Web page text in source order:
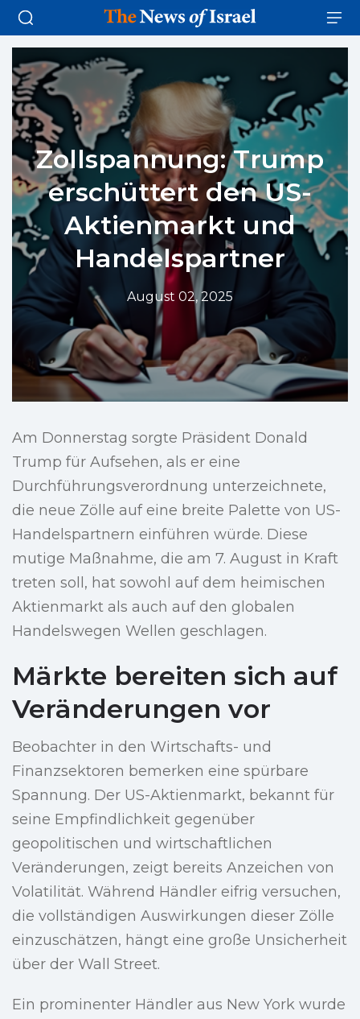
Zollspannung: Trump
erschüttert den US-
Aktienmarkt und
Handelspartner
August 02, 2025
Am Donnerstag sorgte Präsident Donald
Trump für Aufsehen, als er eine
Durchführungsverordnung unterzeichnete,
die neue Zölle auf eine breite Palette von US-
Handelspartnern einführen würde. Diese
mutige Maßnahme, die am 7. August in Kraft
treten soll, hat sowohl auf dem heimischen
Aktienmarkt als auch auf den globalen
Handelswegen Wellen geschlagen.
Märkte bereiten sich auf
Veränderungen vor
Beobachter in den Wirtschafts- und
Finanzsektoren bemerken eine spürbare
Spannung. Der US-Aktienmarkt, bekannt für
seine Empfindlichkeit gegenüber
geopolitischen und wirtschaftlichen
Veränderungen, zeigt bereits Anzeichen von
Volatilität. Während Händler eifrig versuchen,
die vollständigen Auswirkungen dieser Zölle
einzuschätzen, hängt eine große Unsicherheit
über der Wall Street.
Ein prominenter Händler aus New York wurde